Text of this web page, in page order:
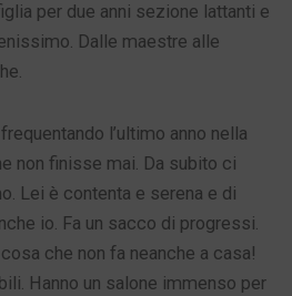
per due anni sezione lattanti e
Dalle maestre alle
l’ultimo anno nella
non finisse mai. Da subito ci
Lei è contenta e serena e di
io. Fa un sacco di progressi.
che non fa neanche a casa!
Hanno un salone immenso per